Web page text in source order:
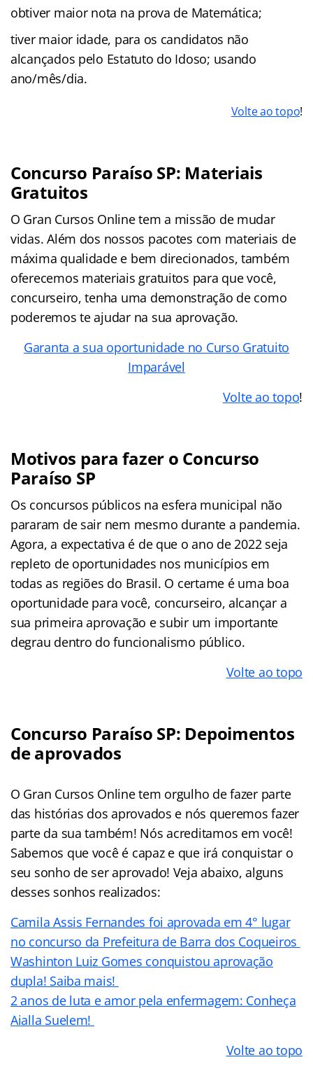
obtiver maior nota na prova de Matemática;
tiver maior idade, para os candidatos não
alcançados pelo Estatuto do Idoso; usando
ano/mês/dia.
Volte ao topo!
Concurso Paraíso SP: Materiais
Gratuitos
O Gran Cursos Online tem a missão de mudar
vidas. Além dos nossos pacotes com materiais de
máxima qualidade e bem direcionados, também
oferecemos materiais gratuitos para que você,
concurseiro, tenha uma demonstração de como
poderemos te ajudar na sua aprovação.
Garanta a sua oportunidade no Curso Gratuito
Imparável
Volte ao topo!
Motivos para fazer o Concurso
Paraíso SP
Os concursos públicos na esfera municipal não
pararam de sair nem mesmo durante a pandemia.
Agora, a expectativa é de que o ano de 2022 seja
repleto de oportunidades nos municípios em
todas as regiões do Brasil. O certame é uma boa
oportunidade para você, concurseiro, alcançar a
sua primeira aprovação e subir um importante
degrau dentro do funcionalismo público.
Volte ao topo
Concurso Paraíso SP: Depoimentos
de aprovados
O Gran Cursos Online tem orgulho de fazer parte
das histórias dos aprovados e nós queremos fazer
parte da sua também! Nós acreditamos em você!
Sabemos que você é capaz e que irá conquistar o
seu sonho de ser aprovado! Veja abaixo, alguns
desses sonhos realizados:
Camila Assis Fernandes foi aprovada em 4° lugar
no concurso da Prefeitura de Barra dos Coqueiros
Washinton Luiz Gomes conquistou aprovação
dupla! Saiba mais!
2 anos de luta e amor pela enfermagem: Conheça
Aialla Suelem!
Volte ao topo